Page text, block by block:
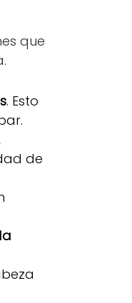
que
. Esto
de